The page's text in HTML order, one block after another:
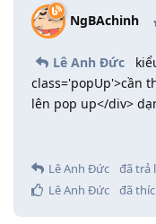
NgBAchinh
Lê Anh Đức
class='popUp'>cần
lên pop up</div>
Lê Anh Đức
đã trả
Lê Anh Đức
đã